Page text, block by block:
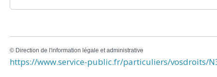
© Direction de l'information légale et administrative
https://www.service-public.fr/particuliers/vosdroits/